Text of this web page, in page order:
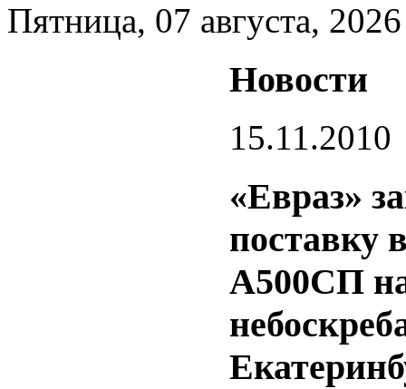
Пятница, 07 августа, 2026
Новости
15.11.2010
«Евраз»
поставку
А500СП на